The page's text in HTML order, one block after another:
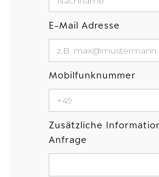
E-Mail Adresse
Mobilfunknummer
Zusätzliche
Anfrage